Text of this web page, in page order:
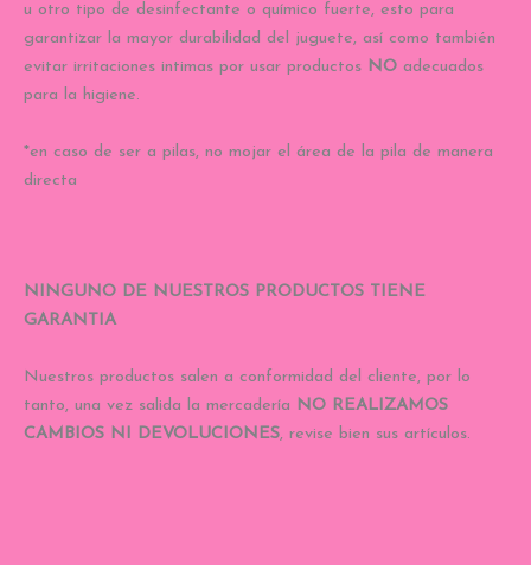
u otro tipo de desinfectante o químico fuerte, esto para
garantizar la mayor durabilidad del juguete, así como también
evitar irritaciones intimas por usar productos NO adecuados
para la higiene.
*en caso de ser a pilas, no mojar el área de la pila de manera
directa
NINGUNO DE NUESTROS PRODUCTOS TIENE
GARANTIA
Nuestros productos salen a conformidad del cliente, por lo
tanto, una vez salida la mercadería NO REALIZAMOS
CAMBIOS NI DEVOLUCIONES, revise bien sus artículos.